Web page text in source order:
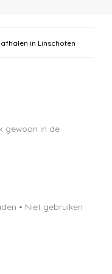
in Linschoten
gewoon in de
• Niet gebruiken